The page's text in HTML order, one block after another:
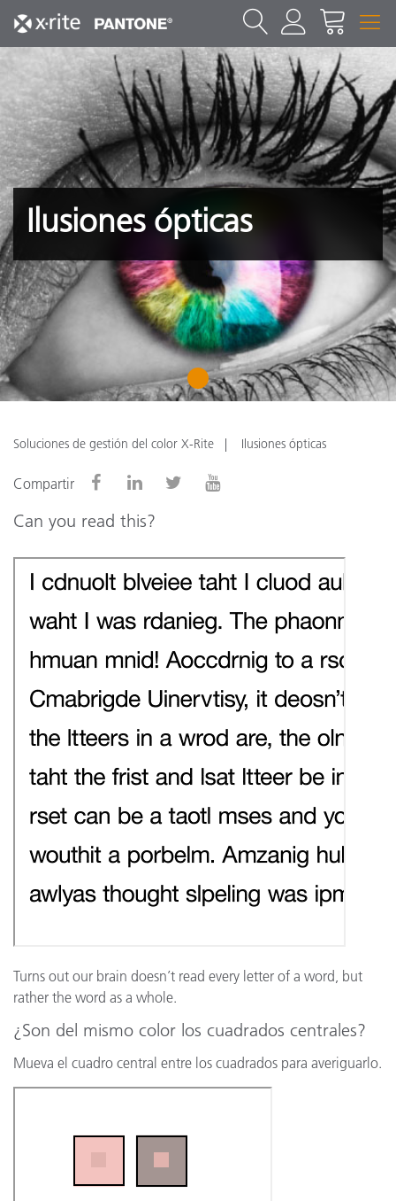
Ilusiones ópticas
1
Soluciones de gestión del color X-Rite Ilusiones ópticas
Compartir
Can you read this?
Turns out our brain doesn’t read every letter of a word, but
rather the word as a whole.
¿Son del mismo color los cuadrados centrales?
Mueva el cuadro central entre los cuadrados para averiguarlo.